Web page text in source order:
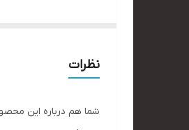
نظرات
شما هم درباره این